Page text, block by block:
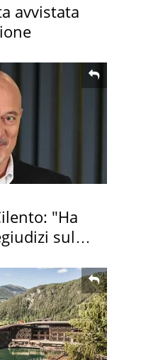
avvistata
"Ha
sul